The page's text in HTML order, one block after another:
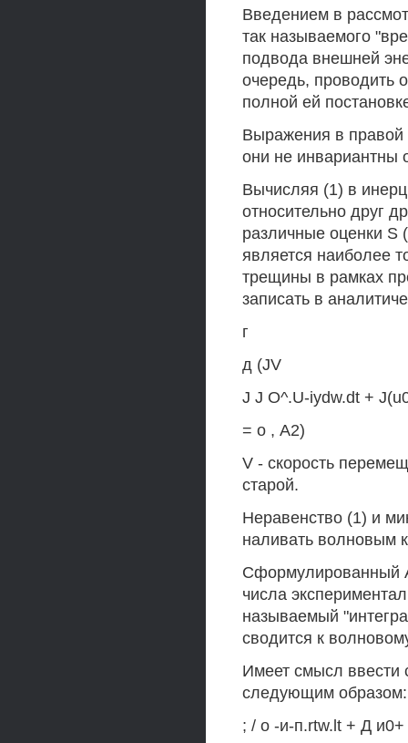
Введением в
так называемого
подвода внешней
очередь, проводить
полной ей
Выражения в правой
они не инвариантны
Вычисляя (1) в
относительно друг
различные оценки
является наиболее
трещины в рамках
записать в
г
д (JV
J J O^.U-iydw.dt +
= о , А2)
V - скорость
старой.
Неравенство (1) и
наливать волновым
Сформулированный
числа
называемый
сводится к
Имеет смысл ввести
следующим образом:
; / о -и-п.rtw.lt + Д